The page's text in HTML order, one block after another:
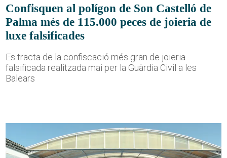
Confisquen al polígon de Son Castelló de
Palma més de 115.000 peces de joieria de
luxe falsificades
Es tracta de la confiscació més gran de joieria
falsificada realitzada mai per la Guàrdia Civil a les
Balears